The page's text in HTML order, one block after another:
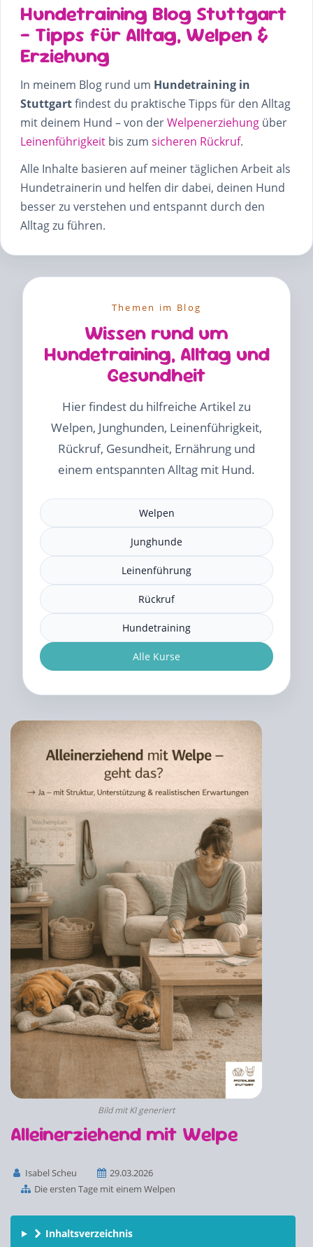
Hundetraining Blog Stuttgart
– Tipps für Alltag, Welpen &
Erziehung
In meinem Blog rund um Hundetraining in
Stuttgartfindest du praktische Tipps für den Alltag
mit deinem Hund – von derWelpenerziehung über
Leinenführigkeit bis zum sicheren Rückruf.
Alle Inhalte basieren auf meiner täglichen Arbeit als
Hundetrainerin und helfen dir dabei, deinen Hund
besser zu verstehen und entspannt durch den
Alltag zu führen.
Themen im Blog
Wissen rund um
Hundetraining, Alltag und
Gesundheit
Hier findest du hilfreiche Artikel zu
Welpen, Junghunden, Leinenführigkeit,
Rückruf, Gesundheit, Ernährung und
einem entspannten Alltag mit Hund.
Welpen
Junghunde
Leinenführung
Rückruf
Hundetraining
Alle Kurse
Bild mit KI generiert
Alleinerziehend mit Welpe
Isabel Scheu
29.03.2026
Die ersten Tage mit einem Welpen
Inhaltsverzeichnis